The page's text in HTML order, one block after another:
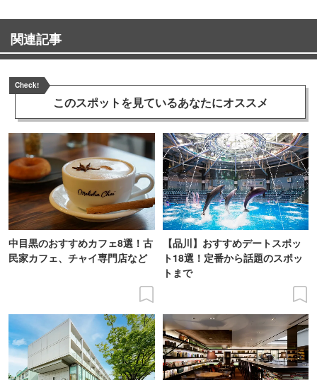
関連記事
Check!
このスポットを見ているあなたにオススメ
中目黒のおすすめカフェ8選！古
民家カフェ、チャイ専門店など
【品川】おすすめデートスポッ
ト18選！定番から話題のスポッ
トまで